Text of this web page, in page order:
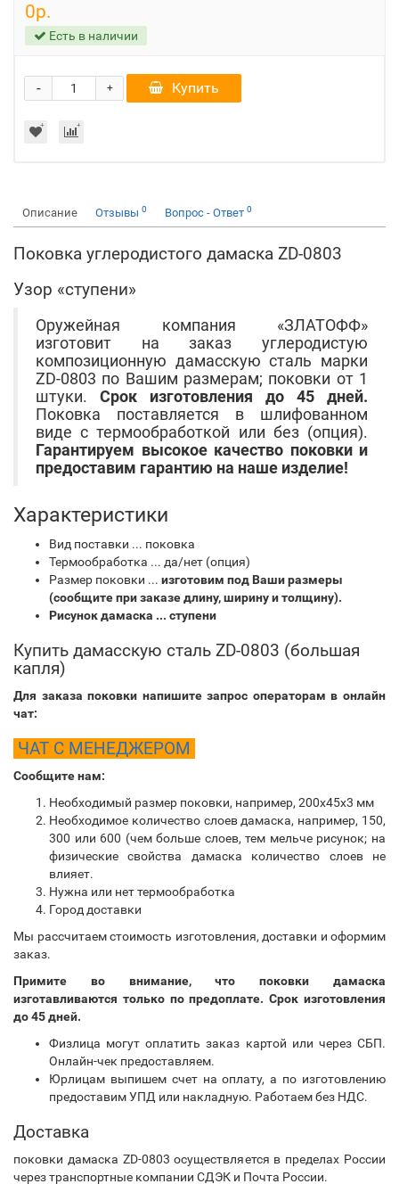
0р.
Есть в наличии
+
- Купить
Описание Отзывы 0 Вопрос - Ответ 0
Поковка углеродистого дамаска ZD-0803
Узор «ступени»
Оружейная компания «ЗЛАТОФФ»
изготовит на заказ углеродистую
композиционную дамасскую сталь марки
ZD-0803 по Вашим размерам; поковки от 1
штуки. Срок изготовления до 45 дней.
Поковка поставляется в шлифованном
виде с термообработкой или без (опция).
Гарантируем высокое качество поковки и
предоставим гарантию на наше изделие!
Характеристики
Вид поставки ... поковка
Термообработка ... да/нет (опция)
Размер поковки ... изготовим под Ваши размеры
(сообщите при заказе длину, ширину и толщину).
Рисунок дамаска ... ступени
Купить дамасскую сталь ZD-0803 (большая
капля)
Для заказа поковки напишите запрос операторам в онлайн
чат:
ЧАТ С МЕНЕДЖЕРОМ
Сообщите нам:
Необходимый размер поковки, например, 200х45х3 мм
Необходимое количество слоев дамаска, например, 150,
300 или 600 (чем больше слоев, тем мельче рисунок; на
физические свойства дамаска количество слоев не
влияет.
Нужна или нет термообработка
Город доставки
Мы рассчитаем стоимость изготовления, доставки и оформим
заказ.
Примите во внимание, что поковки дамаска
изготавливаются только по предоплате. Срок изготовления
до 45 дней.
Физлица могут оплатить заказ картой или через СБП.
Онлайн-чек предоставляем.
Юрлицам выпишем счет на оплату, а по изготовлению
предоставим УПД или накладную. Работаем без НДС.
Доставка
поковки дамаска ZD-0803 осуществляется в пределах России
через транспортные компании СДЭК и Почта России.